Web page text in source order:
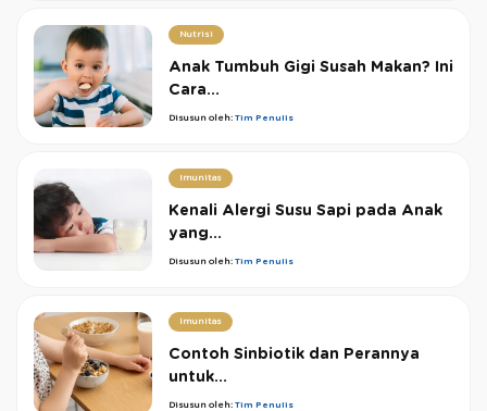
Nutrisi
Anak Tumbuh Gigi Susah Makan? Ini
Cara...
Disusun oleh: Tim Penulis
Imunitas
Kenali Alergi Susu Sapi pada Anak
yang...
Disusun oleh: Tim Penulis
Imunitas
Contoh Sinbiotik dan Perannya
untuk...
Disusun oleh: Tim Penulis